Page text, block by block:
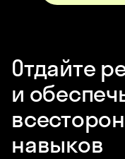
Отдайте
и
навыков